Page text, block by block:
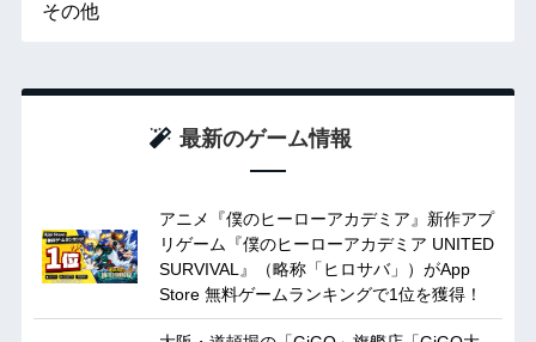
その他
最新のゲーム情報
アニメ『僕のヒーローアカデミア』新作アプ
リゲーム『僕のヒーローアカデミア UNITED
SURVIVAL』（略称「ヒロサバ」）がApp
Store 無料ゲームランキングで1位を獲得！